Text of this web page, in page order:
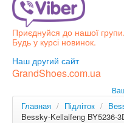
Таблиця розмірів
Вхід для покупця
Приєднуйся до нашої групи.
Будь у курсі новинок.
Наш другий сайт
GrandShoes.com.ua
Главная / Підліток /
Bessky-Kellaifeng BY5236-